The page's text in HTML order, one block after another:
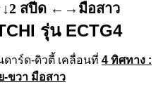
↑↓2 สปีด ←→มือสาว
รุ่น ECTG4
าร์ด-ดิวตี้ เคลื่อนที่ 4 ทิศทาง :
-ขวา มือสาว